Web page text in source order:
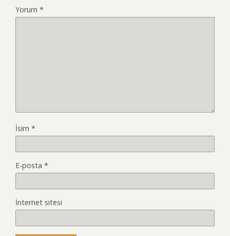
Yorum *
İsim *
E-posta *
İnternet sitesi